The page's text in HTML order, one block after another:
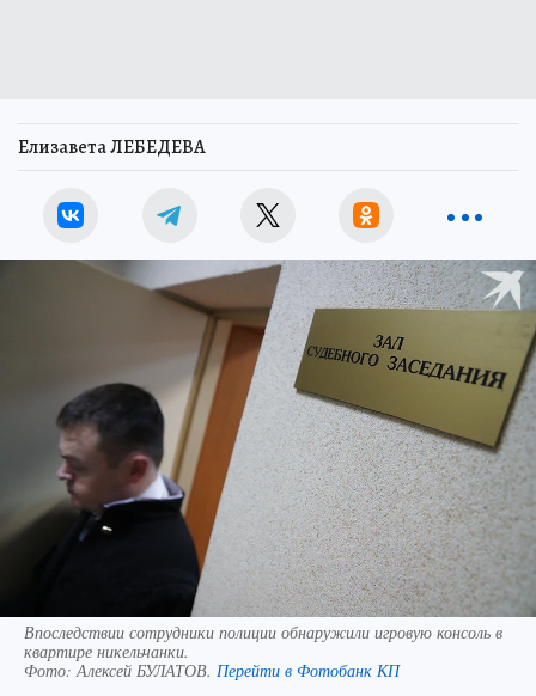
Елизавета ЛЕБЕДЕВА
Впоследствии сотрудники полиции обнаружили игровую консоль в
квартире никельчанки.
Фото: Алексей БУЛАТОВ. Перейти в Фотобанк КП